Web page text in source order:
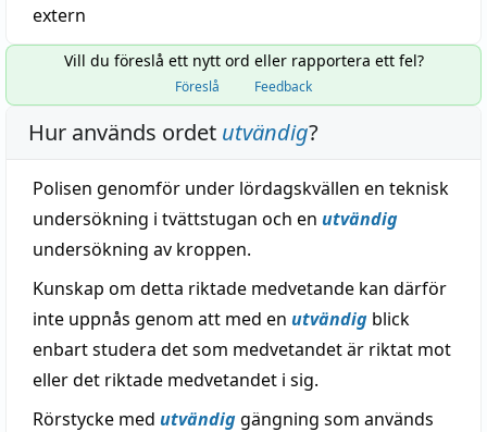
extern
Vill du föreslå ett nytt ord eller rapportera ett fel?
Föreslå Feedback
Hur används ordet utvändig?
Polisen genomför under lördagskvällen en teknisk
undersökning i tvättstugan och en utvändig
undersökning av kroppen.
Kunskap om detta riktade medvetande kan därför
inte uppnås genom att med en utvändig blick
enbart studera det som medvetandet är riktat mot
eller det riktade medvetandet i sig.
Rörstycke med utvändiggängning som används